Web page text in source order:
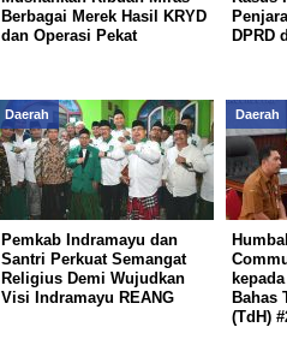
Berbagai Merek Hasil KRYD
dan Operasi Pekat
DPRD
Daerah
Pemkab Indramayu dan
Santri Perkuat Semangat
Religius Demi Wujudkan
Visi Indramayu REANG
Daerah
Bahas
(TdH)